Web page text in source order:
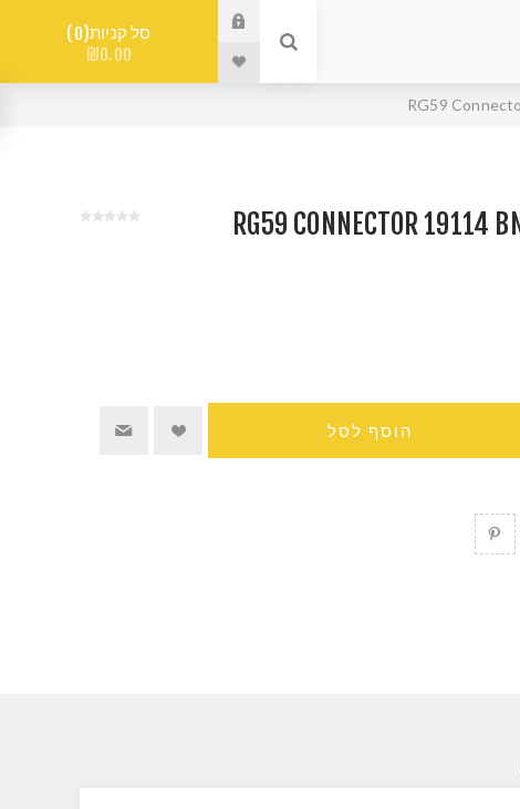
סל קניות 0
₪0.00
הוסף לסל